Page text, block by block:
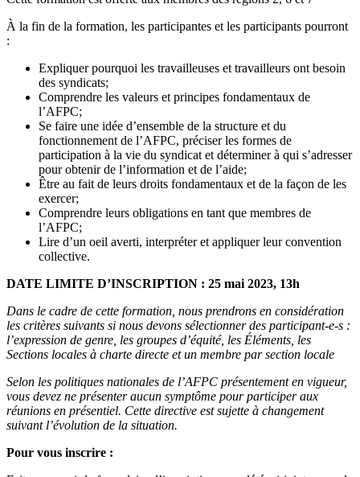
À la fin de la formation, les participantes et les participants pourront
:
Expliquer pourquoi les travailleuses et travailleurs ont besoin
des syndicats;
Comprendre les valeurs et principes fondamentaux de
l’AFPC;
Se faire une idée d’ensemble de la structure et du
fonctionnement de l’AFPC, préciser les formes de
participation à la vie du syndicat et déterminer à qui s’adresser
pour obtenir de l’information et de l’aide;
Être au fait de leurs droits fondamentaux et de la façon de les
exercer;
Comprendre leurs obligations en tant que membres de
l’AFPC;
Lire d’un oeil averti, interpréter et appliquer leur convention
collective.
DATE LIMITE D’INSCRIPTION : 25 mai 2023, 13h
Dans le cadre de cette formation, nous prendrons en considération
les critères suivants si nous devons sélectionner des participant-e-s :
l’expression de genre, les groupes d’équité, les Éléments, les
Sections locales à charte directe et un membre par section locale
Selon les politiques nationales de l’AFPC présentement en vigueur,
vous devez ne présenter aucun symptôme pour participer aux
réunions en présentiel. Cette directive est sujette à changement
suivant l’évolution de la situation.
Pour vous inscrire :